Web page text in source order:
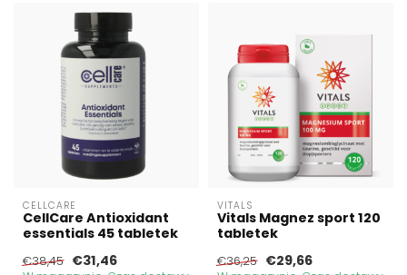
CELLCARE
CellCare Antioxidant
essentials 45 tabletek
€38,45 €31,46
VITALS
Vitals Magnez sport 120
tabletek
€36,25 €29,66